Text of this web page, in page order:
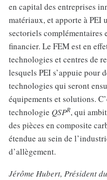
en capital des entreprises
matériaux, et apporte à PEI
sectoriels complémentaires
financier. Le FEM est en
technologies et centres de
lesquels PEI s’appuie pour
technologies qui seront
équipements et solutions.
technologie QSPR, qui
des pièces en composite
étendue au sein de
d’allègement.
Jérôme Hubert, Président